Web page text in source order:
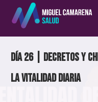
Día 26 | Decretos y
la vitalidad diaria